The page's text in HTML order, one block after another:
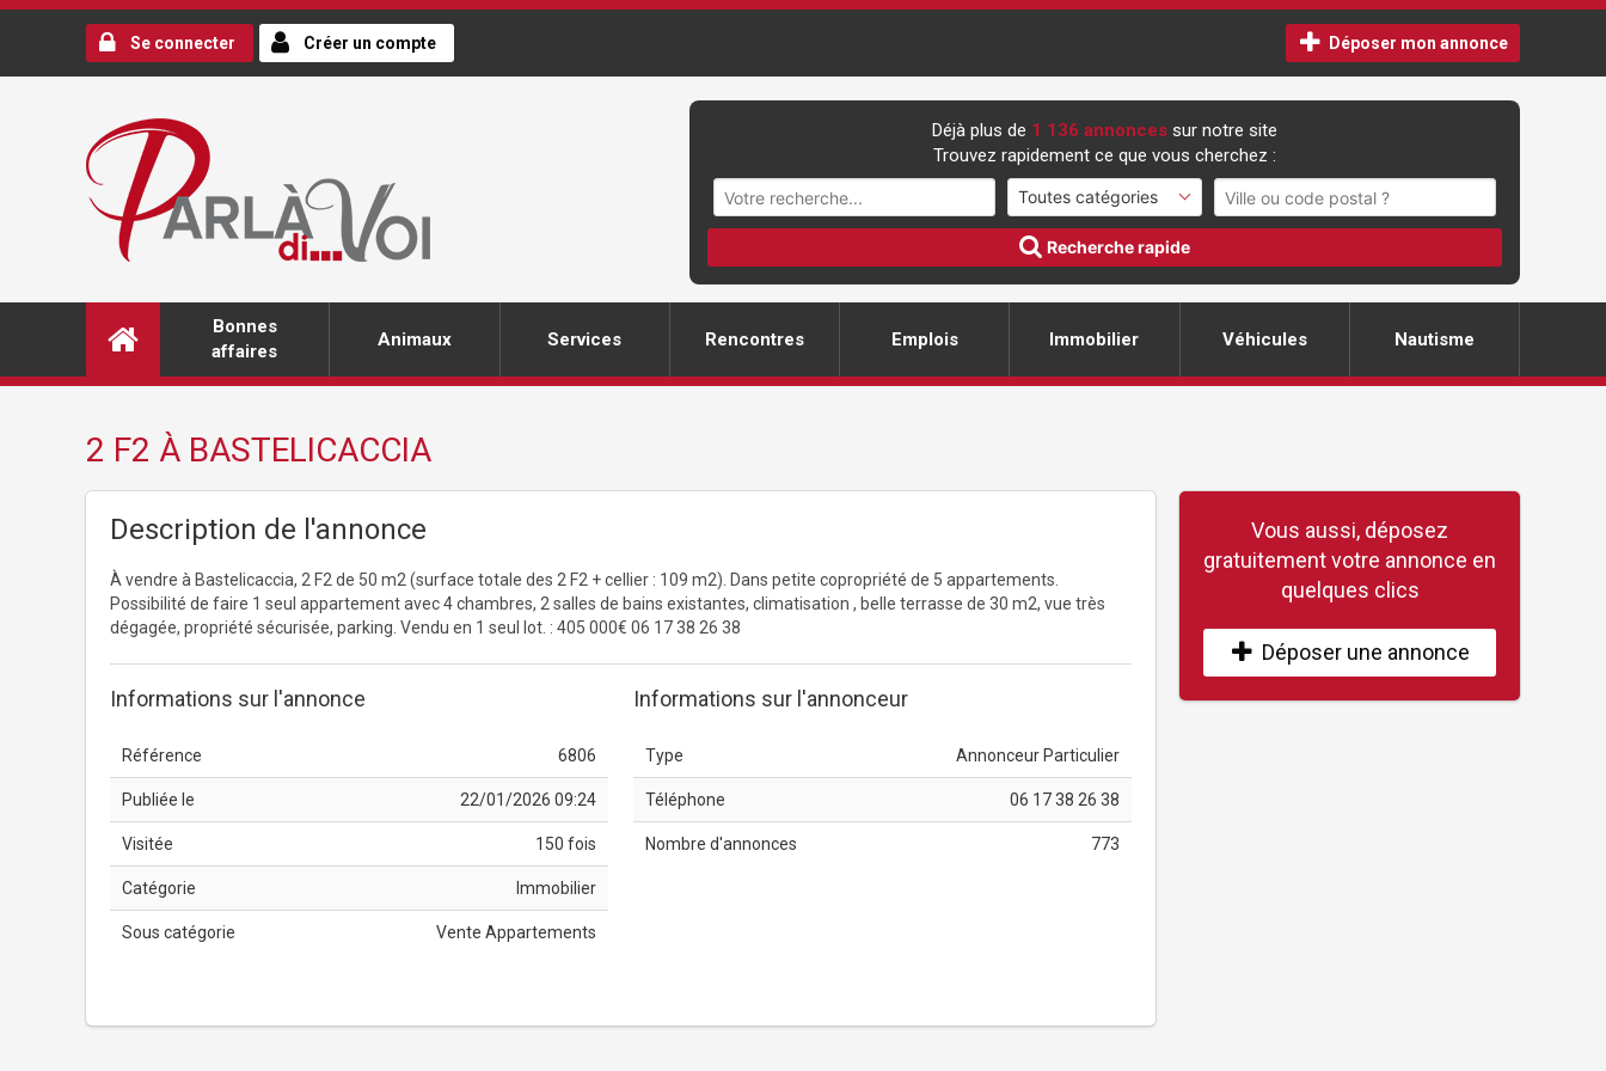
Se connecter Créer un compte Déposer mon annonce
Déjà plus de 1 136 annonces sur notre site
Trouvez rapidement ce que vous cherchez :
Recherche rapide
Bonnes
affaires
Animaux Services Rencontres Emplois Immobilier Véhicules Nautisme
2 F2 À BASTELICACCIA
Description de l'annonce
À vendre à Bastelicaccia, 2 F2 de 50 m2 (surface totale des 2 F2 + cellier : 109 m2). Dans petite copropriété de 5 appartements.
Possibilité de faire 1 seul appartement avec 4 chambres, 2 salles de bains existantes, climatisation , belle terrasse de 30 m2, vue très
dégagée, propriété sécurisée, parking. Vendu en 1 seul lot. : 405 000€ 06 17 38 26 38
Informations sur l'annonce
Référence 6806
Publiée le 22/01/2026 09:24
Visitée 150 fois
Catégorie Immobilier
Sous catégorie Vente Appartements
Informations sur l'annonceur
Type Annonceur Particulier
Téléphone 06 17 38 26 38
Nombre d'annonces 773
Vous aussi, déposez
gratuitement votre annonce en
quelques clics
Déposer une annonce